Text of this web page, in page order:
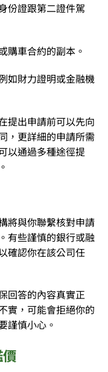
份證跟第二證件駕
購車合約的副本。
如財力證明或金融機
提出申請前可以先向
，更詳細的申請所需
以通過多種途徑提
將與你聯繫核對申請
。有些謹慎的銀行或融
確認你在該公司任
回答的內容真實正
實，可能會拒絕你的
謹慎小心。